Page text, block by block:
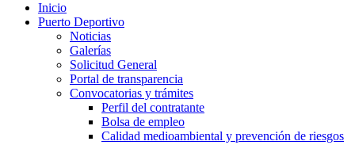
Inicio
Puerto Deportivo
Noticias
Galerías
Solicitud General
Portal de transparencia
Convocatorias y trámites
Perfil del contratante
Bolsa de empleo
Calidad medioambiental y prevención de riesgos